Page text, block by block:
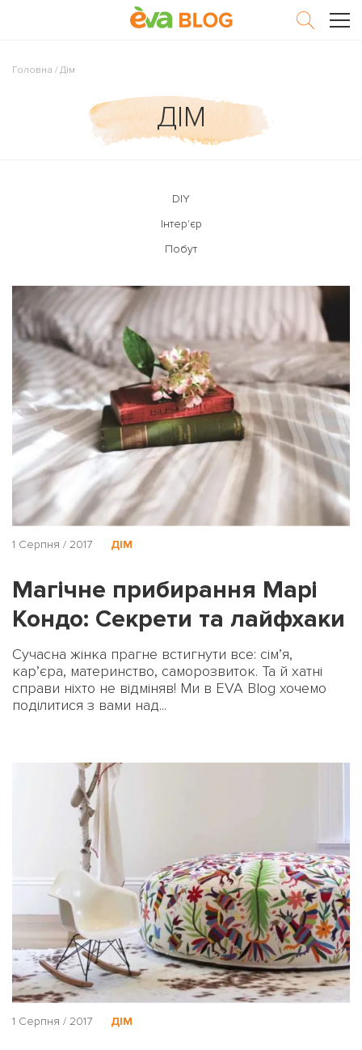
Головна / Дім
ДІМ
DIY
Інтер'єр
Побут
1 Серпня / 2017 ДІМ
Магічне прибирання Марі
Кондо: Секрети та лайфхаки
Сучасна жінка прагне встигнути все: сім’я,
кар’єра, материнство, саморозвиток. Та й хатні
справи ніхто не відміняв! Ми в EVA Blog хочемо
поділитися з вами над...
1 Серпня / 2017 ДІМ